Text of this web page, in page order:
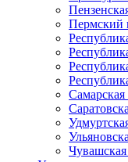
Пермский
Самарская